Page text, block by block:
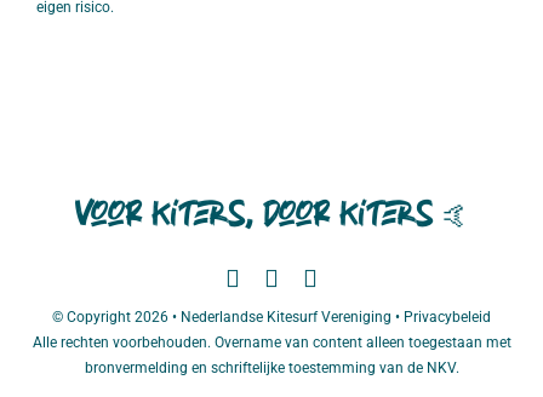
eigen risico.
Voor kiters, door kiters🤙
© Copyright 2026 • Nederlandse Kitesurf Vereniging • Privacybeleid
Alle rechten voorbehouden. Overname van content alleen toegestaan met
bronvermelding en schriftelijke toestemming van de NKV.